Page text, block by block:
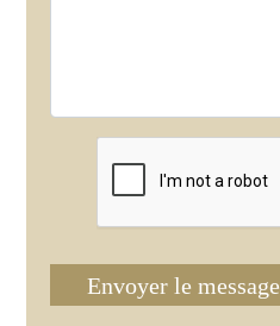
Envoyer le message